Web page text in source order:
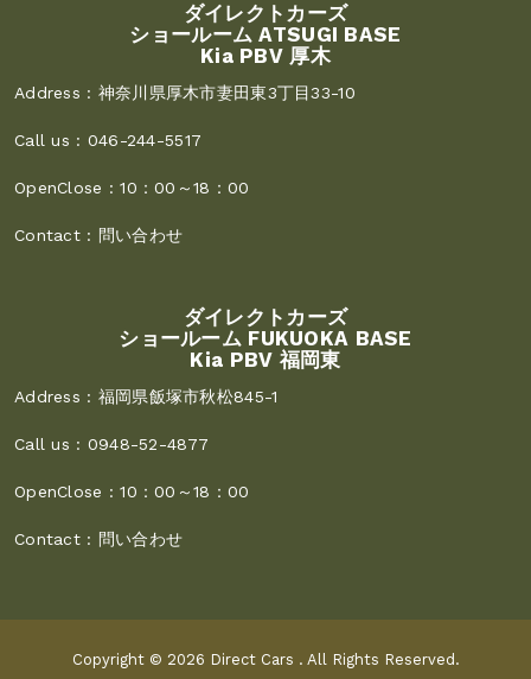
ダイレクトカーズ
ショールーム ATSUGI BASE
Kia PBV 厚木
Address : 神奈川県厚木市妻田東3丁目33-10
Call us : 046-244-5517
OpenClose :10：00～18：00
Contact : 問い合わせ
ダイレクトカーズ
ショールーム FUKUOKA BASE
Kia PBV 福岡東
Address : 福岡県飯塚市秋松845-1
Call us : 0948-52-4877
OpenClose :10：00～18：00
Contact : 問い合わせ
Copyright © 2026 Direct Cars . All Rights Reserved.